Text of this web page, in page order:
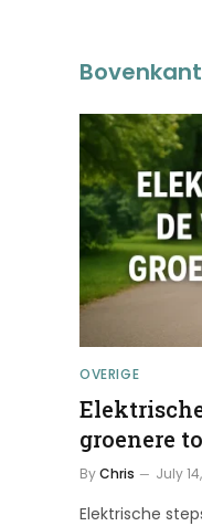
Bovenkant
OVERIGE
groenere
ByChris July
Elektrische